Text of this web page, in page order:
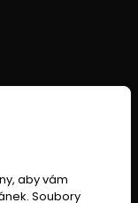
aby vám
Soubory